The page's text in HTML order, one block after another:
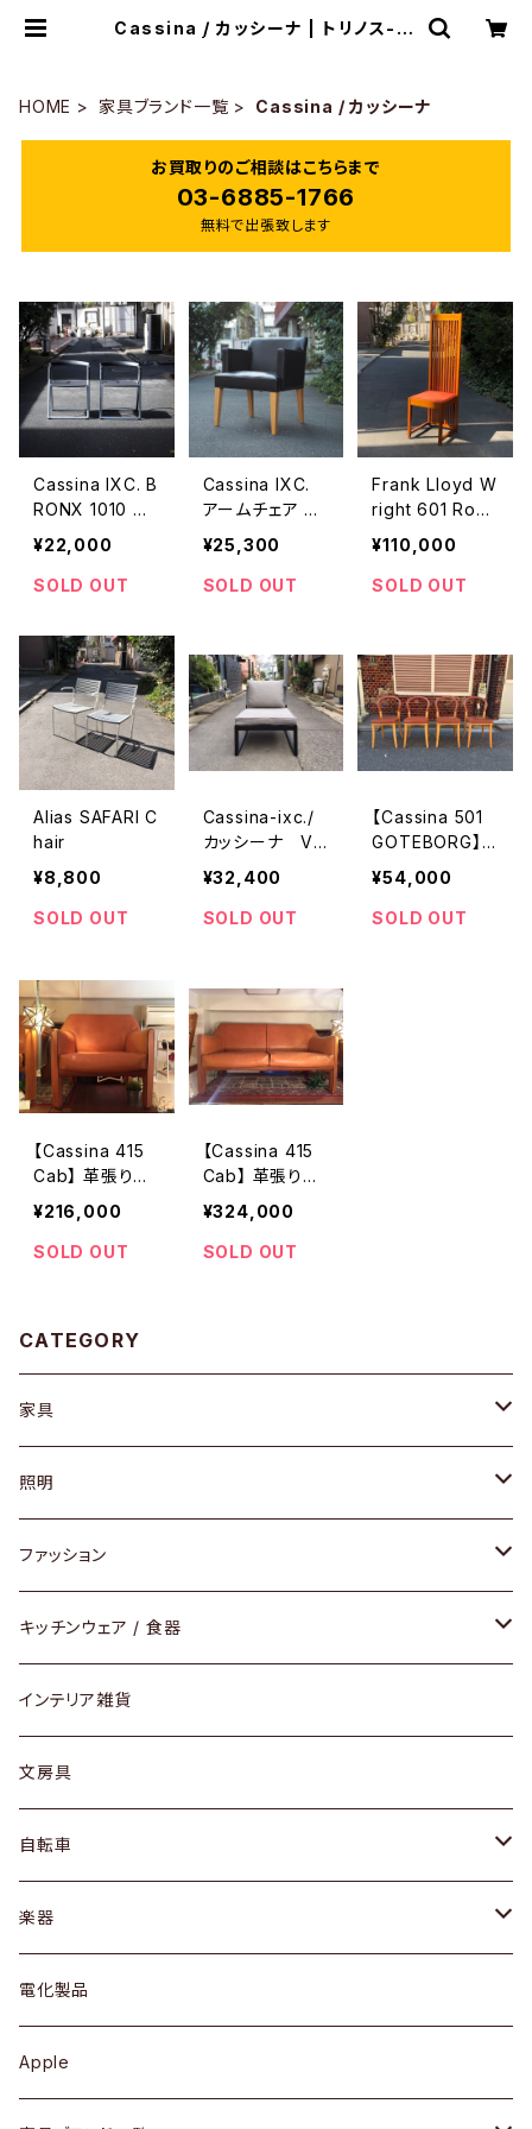
Cassina / カッシーナ | トリノス-to
HOME
家具ブランド一覧 Cassina / カッシーナ
お買取りのご相談はこちらまで
03-6885-1766
無料で出張致します
Cassina IXC. B
RONX 1010 ブ
ロンクス フォー
ルディングチェア
¥22,000
SOLD OUT
Cassina IXC.
アームチェア G
OUVERNEUR
¥25,300
SOLD OUT
Frank Lloyd W
right 601 Robi
e
¥110,000
SOLD OUT
Alias SAFARI C
hair
¥8,800
SOLD OUT
Cassina-ixc./
カッシーナ VI
OLA ラウンジ
チェア
¥32,400
SOLD OUT
【Cassina 501
GOTEBORG】
チェア - 1脚
¥54,000
SOLD OUT
【Cassina 415
Cab】 革張りソ
ファ （1P）
¥216,000
SOLD OUT
【Cassina 415
Cab】 革張りソ
ファ (2P)
¥324,000
SOLD OUT
CATEGORY
家具
ソファ / ベンチ
チェア / スツール
ダイニングセット / ダイニングテーブル
ローテーブル / サイドテーブル
デスク / コンソール
ドレッサー
シェルフ
キュリオケース / 飾り棚
カップボード / 食器棚
照明
ペンダントライト
テーブルランプ / デスクスタンド
フロアライト
ファッション
アクセサリー
リング
ピアス / イヤリング
財布
バッグ
アウター
トップス
ワンピース
ボトムス
キッチンウェア / 食器
グラス / タンブラー
カップ / マグ
プレート / ボウル
カトラリー
ケトル / ティーポット
鍋 / フライパン
インテリア雑貨
文房具
自転車
dahon
楽器
ギター
ベース
電化製品
Apple